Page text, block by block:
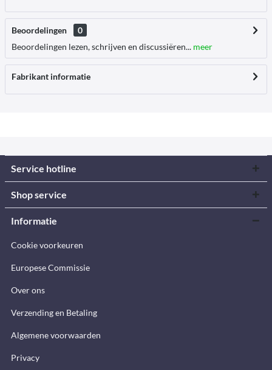
Beoordelingen
0
Beoordelingen lezen, schrijven en discussiëren... meer
Fabrikant informatie
Service hotline
Shop service
Informatie
Cookie voorkeuren
Europese Commissie
Over ons
Verzending en Betaling
Algemene voorwaarden
Privacy